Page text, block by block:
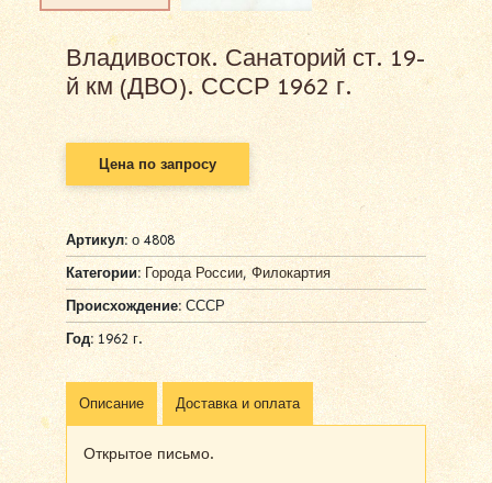
Владивосток. Санаторий ст. 19-
й км (ДВО). СССР 1962 г.
Цена по запросу
Артикул:о 4808
Категории: Города России,Филокартия
Происхождение: СССР
Год: 1962 г.
Описание Доставка и оплата
Открытое письмо.